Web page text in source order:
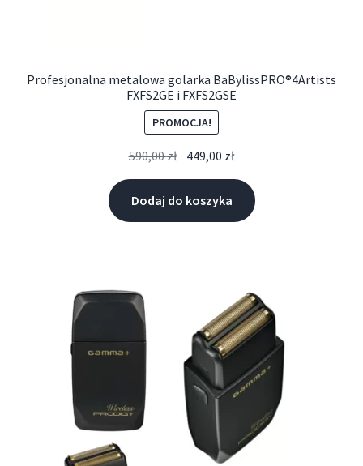
Profesjonalna metalowa golarka BaBylissPRO®4Artists
FXFS2GE i FXFS2GSE
PROMOCJA!
590,00zł 449,00 zł
Dodaj do koszyka